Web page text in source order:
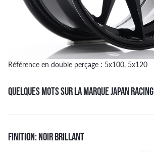
Référence en double perçage : 5x100, 5x120
QUELQUES MOTS SUR LA MARQUE JAPAN RACING
FINITION: NOIR BRILLANT